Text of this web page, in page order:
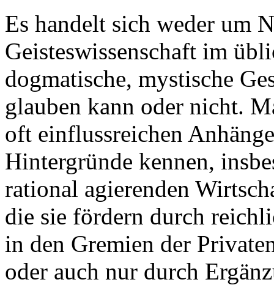
Es handelt sich weder um
Geisteswissenschaft im
dogmatische, mystische
glauben kann oder nicht.
oft einflussreichen
Hintergründe kennen,
rational agierenden
die sie fördern durch
in den Gremien der
oder auch nur durch